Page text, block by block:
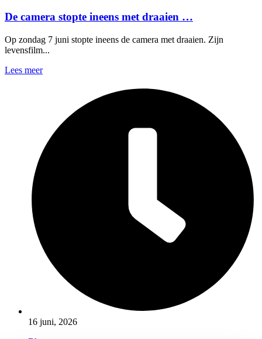
De camera stopte ineens met draaien …
Op zondag 7 juni stopte ineens de camera met draaien. Zijn
levensfilm...
Lees meer
16 juni, 2026